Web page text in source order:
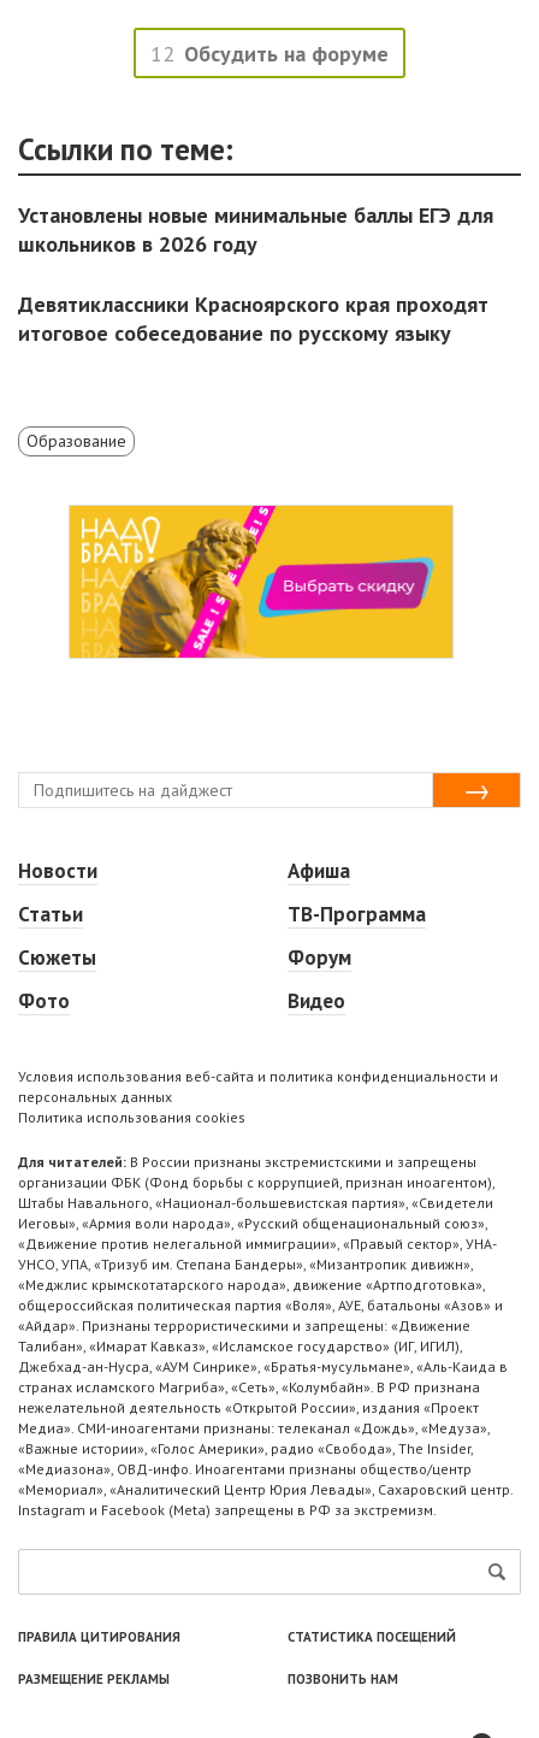
12 Обсудить на форуме
Ссылки по теме:
Установлены новые минимальные баллы ЕГЭ для
школьников в 2026 году
Девятиклассники Красноярского края проходят
итоговое собеседование по русскому языку
Образование
Новости
Статьи
Сюжеты
Фото
Афиша
ТВ-Программа
Форум
Видео
Условия использования веб-сайта и политика конфиденциальности и
персональных данных
Политика использования cookies
Для читателей: В России признаны экстремистскими и запрещены
организации ФБК (Фонд борьбы с коррупцией, признан иноагентом),
Штабы Навального, «Национал-большевистская партия», «Свидетели
Иеговы», «Армия воли народа», «Русский общенациональный союз»,
«Движение против нелегальной иммиграции», «Правый сектор», УНА-
УНСО, УПА, «Тризуб им. Степана Бандеры», «Мизантропик дивижн»,
«Меджлис крымскотатарского народа», движение «Артподготовка»,
общероссийская политическая партия «Воля», АУЕ, батальоны «Азов» и
«Айдар». Признаны террористическими и запрещены: «Движение
Талибан», «Имарат Кавказ», «Исламское государство» (ИГ, ИГИЛ),
Джебхад-ан-Нусра, «АУМ Синрике», «Братья-мусульмане», «Аль-Каида в
странах исламского Магриба», «Сеть», «Колумбайн». В РФ признана
нежелательной деятельность «Открытой России», издания «Проект
Медиа». СМИ-иноагентами признаны: телеканал «Дождь», «Медуза»,
«Важные истории», «Голос Америки», радио «Свобода», The Insider,
«Медиазона», ОВД-инфо. Иноагентами признаны общество/центр
«Мемориал», «Аналитический Центр Юрия Левады», Сахаровский центр.
Instagram и Facebook (Metа) запрещены в РФ за экстремизм.
ПРАВИЛА ЦИТИРОВАНИЯ СТАТИСТИКА ПОСЕЩЕНИЙ
РАЗМЕЩЕНИЕ РЕКЛАМЫ ПОЗВОНИТЬ НАМ